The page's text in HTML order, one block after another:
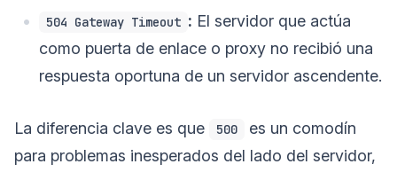
504 Gateway Timeout : El servidor que actúa
como puerta de enlace o proxy no recibió una
respuesta oportuna de un servidor ascendente.
La diferencia clave es que 500
es un comodín
para problemas inesperados del lado del servidor,